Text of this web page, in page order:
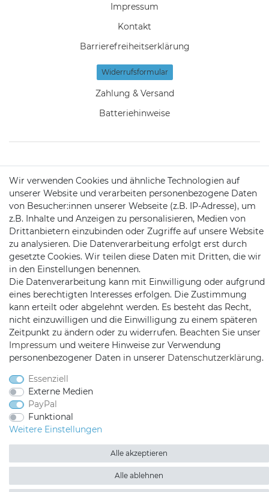
Impressum
Kontakt
Barrierefreiheitserklärung
Widerrufs­formular
Zahlung & Versand
Batteriehinweise
KONTAKT
Telefon: 09721 / 9453362
Mail:info@satshopping.de
Kopenhagenstr. 4
97424 Schweinfurt
*Alle Preise inkl. MwSt., zzgl. Versandkosten
Wir verwenden Cookies und ähnliche Technologien auf
unserer Website und verarbeiten personenbezogene Daten
von Besucher:innen unserer Webseite (z.B. IP-Adresse), um
z.B. Inhalte und Anzeigen zu personalisieren, Medien von
Drittanbietern einzubinden oder Zugriffe auf unsere Website
zu analysieren. Die Datenverarbeitung erfolgt erst durch
gesetzte Cookies. Wir teilen diese Daten mit Dritten, die wir
in den Einstellungen benennen.
Die Datenverarbeitung kann mit Einwilligung oder aufgrund
eines berechtigten Interesses erfolgen. Die Zustimmung
kann erteilt oder abgelehnt werden. Es besteht das Recht,
nicht einzuwilligen und die Einwilligung zu einem späteren
Zeitpunkt zu ändern oder zu widerrufen. Beachten Sie unser
Impressum und weitere Hinweise zur Verwendung
personenbezogener Daten in unserer Daten­schutz­erklärung.
Essenziell
Externe Medien
PayPal
Funktional
Weitere Einstellungen
Alle akzeptieren
Alle ablehnen